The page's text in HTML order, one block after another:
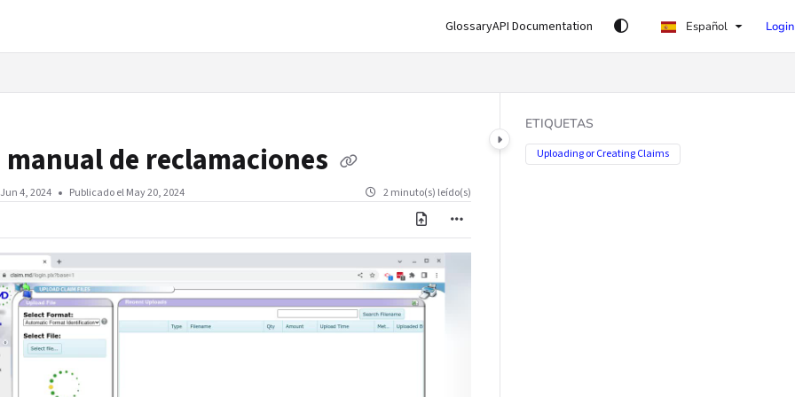
GlossaryAPI Documentation Español Login
manual de reclamaciones
Jun 4, 2024 Publicado el May 20, 2024 2 minuto(s) leído(s)
ETIQUETAS
Uploading or Creating Claims